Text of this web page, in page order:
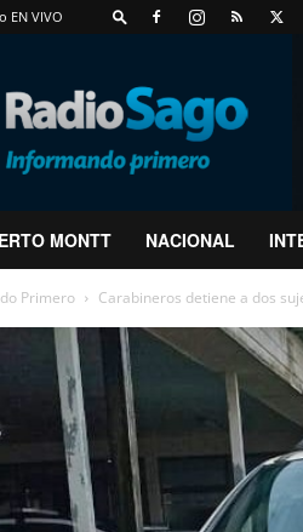
EN VIVO
MONTT NACIONAL
Primero Carabineros detiene a dos